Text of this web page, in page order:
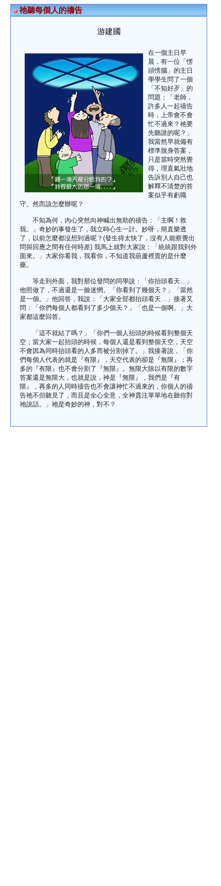
祂聽每個人的禱告
游建國
在一個主日早
晨，有一位「愣
頭愣腦」的主日
學學生問了一個
「不知好歹」的
問題：「老師，
許多人一起禱告
時，上帝會不會
忙不過來？祂要
先聽誰的呢？」
我當然早就備有
標準脫身答案，
只是當時突然覺
得，理直氣壯地
告訴別人自己也
解釋不清楚的答
案似乎有虧職
守。然而該怎麼辦呢？
不知為何，內心突然向神喊出無助的禱告：「主啊！救
我。」奇妙的事發生了，我立時心生一計。妙呀，簡直樂透
了，以前怎麼都沒想到過呢？(發生得太快了，沒有人能察覺出
問與回應之間有任何時差) 我馬上就對大家說：「統統跟我到外
面來。」大家你看我，我看你，不知道我葫蘆裡賣的是什麼
藥。
等走到外面，我對那位發問的同學說：「你抬頭看天…」
他照做了，不過還是一臉迷惘。「你看到了幾個天？」「當然
是一個。」他回答，我說：「大家全部都抬頭看天…」接著又
問：「你們每個人都看到了多少個天？」「也是一個啊。」大
家都這麼回答。
「這不就結了嗎？」「你們一個人抬頭的時候看到整個天
空；當大家一起抬頭的時候，每個人還是看到整個天空，天空
不會因為同時抬頭看的人多而被分割掉了。」我接著說，「你
們每個人代表的就是『有限』，天空代表的卻是『無限』；再
多的『有限』也不會分割了『無限』。無限大除以有限的數字
答案還是無限大，也就是說，神是『無限』，我們是『有
限』，再多的人同時禱告也不會讓神忙不過來的，你個人的禱
告祂不但聽見了，而且是全心全意，全神貫注單單地在聽你對
祂說話。」祂是奇妙的神，對不？